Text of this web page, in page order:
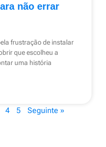
não errar
frustração de instalar
que escolheu a
uma história
4 5 Seguinte »